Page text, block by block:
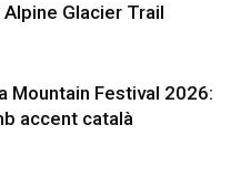
Glacier Trail
Mountain Festival 2026:
accent català